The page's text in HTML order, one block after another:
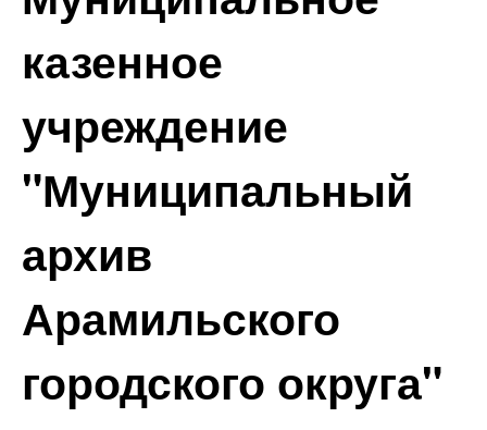
казенное
учреждение
"Муниципальный
архив
Арамильского
городского округа"